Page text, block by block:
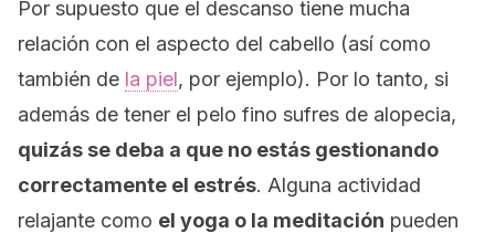
Por supuesto que el descanso tiene mucha
relación con el aspecto del cabello (así como
también de la piel, por ejemplo). Por lo tanto, si
además de tener el pelo fino sufres de alopecia,
quizás se deba a que no estás gestionando
correctamente el estrés. Alguna actividad
relajante como el yoga o la meditación pueden